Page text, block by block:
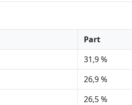
Part
31,9 %
26,9 %
26,5 %